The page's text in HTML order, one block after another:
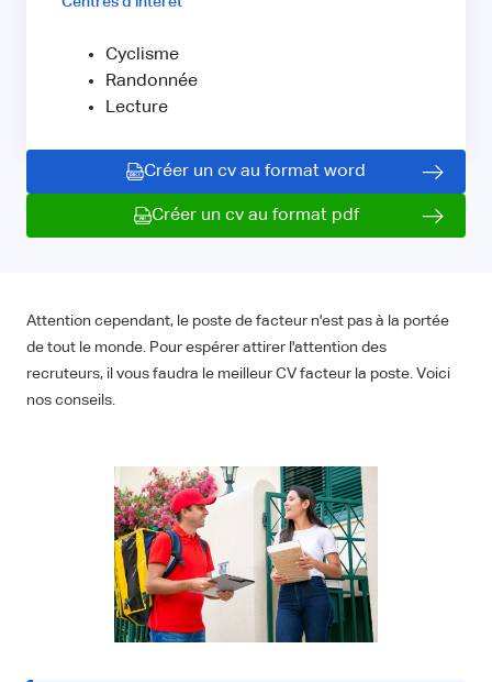
Cyclisme
Randonnée
Lecture
Créer un cv au format word
Créer un cv au format pdf
Attention cependant, le poste de facteur n'est pas à la portée
de tout le monde. Pour espérer attirer l'attention des
recruteurs, il vous faudra le meilleur CV facteur la poste. Voici
nos conseils.